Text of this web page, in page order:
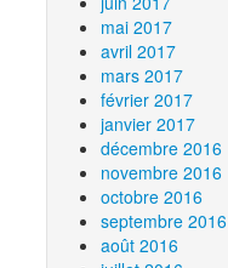
mai 2017
avril 2017
mars 2017
février 2017
janvier 2017
décembre 2016
novembre 2016
octobre 2016
septembre 2016
août 2016